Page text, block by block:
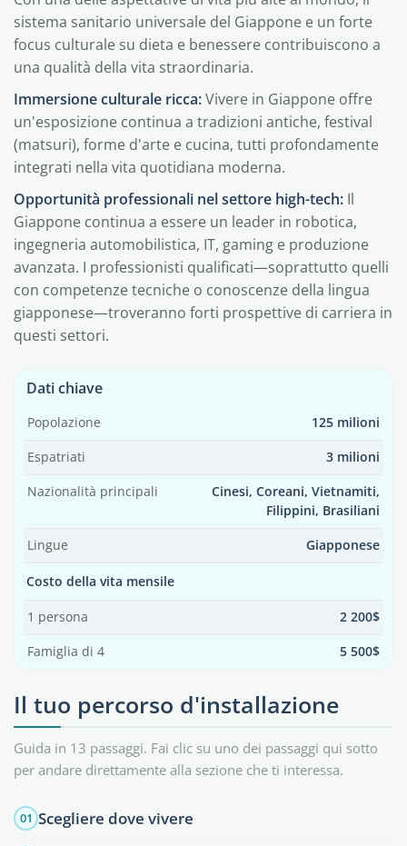
sistema sanitario universale del Giappone e un forte
focus culturale su dieta e benessere contribuiscono a
una qualità della vita straordinaria.
Immersione culturale ricca:Vivere in Giappone offre
un'esposizione continua a tradizioni antiche, festival
(matsuri), forme d'arte e cucina, tutti profondamente
integrati nella vita quotidiana moderna.
Opportunità professionali nel settore high-tech: Il
Giappone continua a essere un leader in robotica,
ingegneria automobilistica, IT, gaming e produzione
avanzata. I professionisti qualificati—soprattutto quelli
con competenze tecniche o conoscenze della lingua
giapponese—troveranno forti prospettive di carriera in
questi settori.
Dati chiave
Popolazione 125 milioni
Espatriati 3 milioni
Nazionalità principali
Cinesi, Coreani, Vietnamiti,
Filippini, Brasiliani
Lingue Giapponese
Costo della vita mensile
1 persona 2 200$
Famiglia di 4 5 500$
Il tuo percorso d'installazione
Guida in 13 passaggi. Fai clic su uno dei passaggi qui sotto
per andare direttamente alla sezione che ti interessa.
01 Scegliere dove vivere